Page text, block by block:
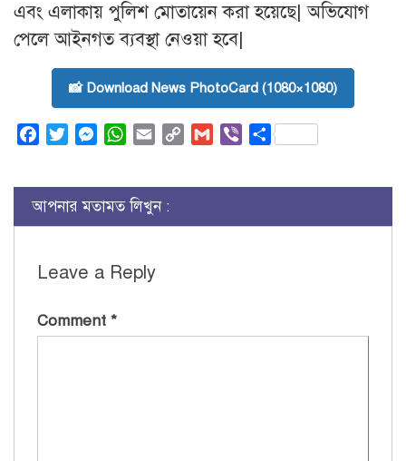
এবং এলাকায় পুলিশ মোতায়েন করা হয়েছে| অভিযোগ
পেলে আইনগত ব্যবস্থা নেওয়া হবে|
📸 Download News PhotoCard (1080×1080)
FacebookTwitterMessenger
WhatsApp
Email
Copy
Gmail ViberShare
আপনার মতামত লিখুন :
Leave a Reply
Comment *